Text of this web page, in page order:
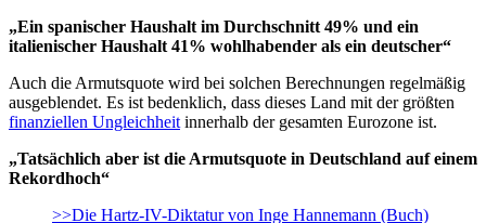
„Ein spanischer Haushalt im Durchschnitt 49% und ein
italienischer Haushalt 41% wohlhabender als ein deutscher“
Auch die Armutsquote wird bei solchen Berechnungen regelmäßig
ausgeblendet. Es ist bedenklich, dass dieses Land mit der größten
finanziellen Ungleichheit innerhalb der gesamten Eurozone ist.
„Tatsächlich aber ist die Armutsquote in Deutschland auf einem
Rekordhoch“
>>Die Hartz-IV-Diktatur von Inge Hannemann (Buch)